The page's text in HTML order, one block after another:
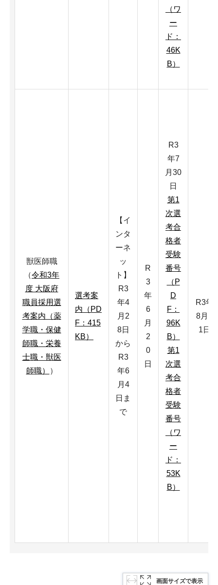
（ワ
ー
ド：
46K
B）
獣医師職
（令和3年
度 大阪府
職員採用選
考案内（薬
学職・保健
師職・栄養
士職・獣医
師職）
）
選考案
内（PD
F：415
KB）
【イ
ンタ
ーネ
ッ
ト】
R3
年4
月2
8日
から
R3
年6
月4
日ま
で
R
3
年
6
月
2
0
日
R3
年7
月30
日
第1
次選
考合
格者
受験
番号
（P
D
F：
96K
B）
第1
次選
考合
格者
受験
番号
（ワ
ー
ド：
53K
B）
R3年
8月3
1日
画面サイズで表示